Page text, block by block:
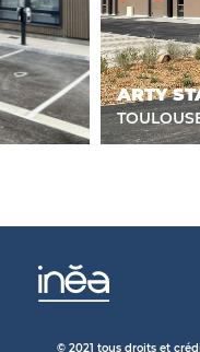
ARTY
© 2021 tous droits et